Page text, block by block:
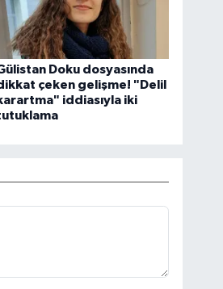
Doku dosyasında
çeken gelişme! "Delil
iddiasıyla iki